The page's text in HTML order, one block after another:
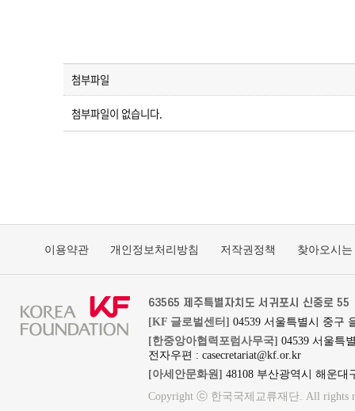
첨부파일
첨부파일이 없습니다.
이용약관 개인정보처리방침 저작권정책 찾아오시
63565 제주특별자치도 서귀포시 신중로 55
[KF 글로벌센터] 04539 서울특별시 중구
[한중앙아협력포럼사무국] 04539 서울특
전자우편 : casecretariat@kf.or.kr
[아세안문화원] 48108 부산광역시 해운대
Copyright ⓒ 한국국제교류재단. All rights